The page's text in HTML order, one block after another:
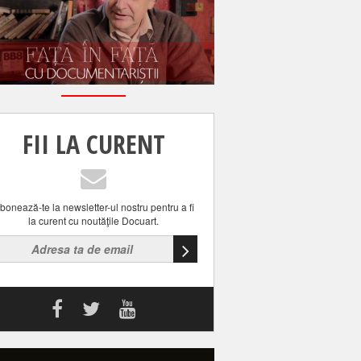
FII LA CURENT
te la newsletter-ul nostru pentru a fi
la curent cu noutăţile Docuart.